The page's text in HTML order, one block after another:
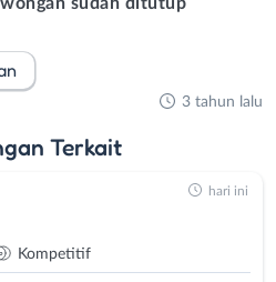
3 tahun lalu
Terkait
Kompetitif
hari ini